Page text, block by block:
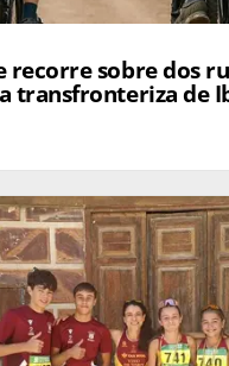
recorre sobre dos
transfronteriza de